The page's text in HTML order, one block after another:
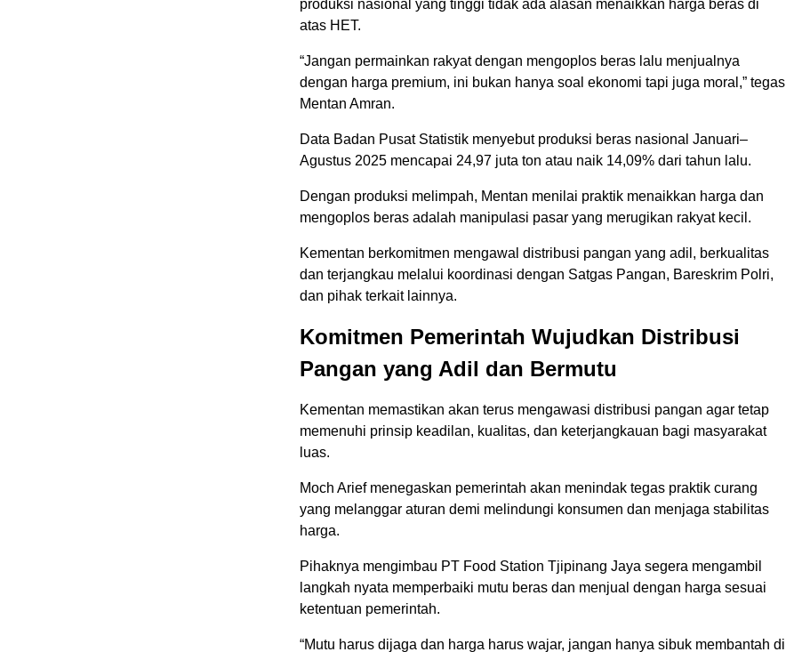
produksi nasional yang tinggi tidak ada alasan menaikkan harga beras di
atas HET.
“Jangan permainkan rakyat dengan mengoplos beras lalu menjualnya
dengan harga premium, ini bukan hanya soal ekonomi tapi juga moral,” tegas
Mentan Amran.
Data Badan Pusat Statistik menyebut produksi beras nasional Januari–
Agustus 2025 mencapai 24,97 juta ton atau naik 14,09% dari tahun lalu.
Dengan produksi melimpah, Mentan menilai praktik menaikkan harga dan
mengoplos beras adalah manipulasi pasar yang merugikan rakyat kecil.
Kementan berkomitmen mengawal distribusi pangan yang adil, berkualitas
dan terjangkau melalui koordinasi dengan Satgas Pangan, Bareskrim Polri,
dan pihak terkait lainnya.
Komitmen Pemerintah Wujudkan Distribusi
Pangan yang Adil dan Bermutu
Kementan memastikan akan terus mengawasi distribusi pangan agar tetap
memenuhi prinsip keadilan, kualitas, dan keterjangkauan bagi masyarakat
luas.
Moch Arief menegaskan pemerintah akan menindak tegas praktik curang
yang melanggar aturan demi melindungi konsumen dan menjaga stabilitas
harga.
Pihaknya mengimbau PT Food Station Tjipinang Jaya segera mengambil
langkah nyata memperbaiki mutu beras dan menjual dengan harga sesuai
ketentuan pemerintah.
“Mutu harus dijaga dan harga harus wajar, jangan hanya sibuk membantah di